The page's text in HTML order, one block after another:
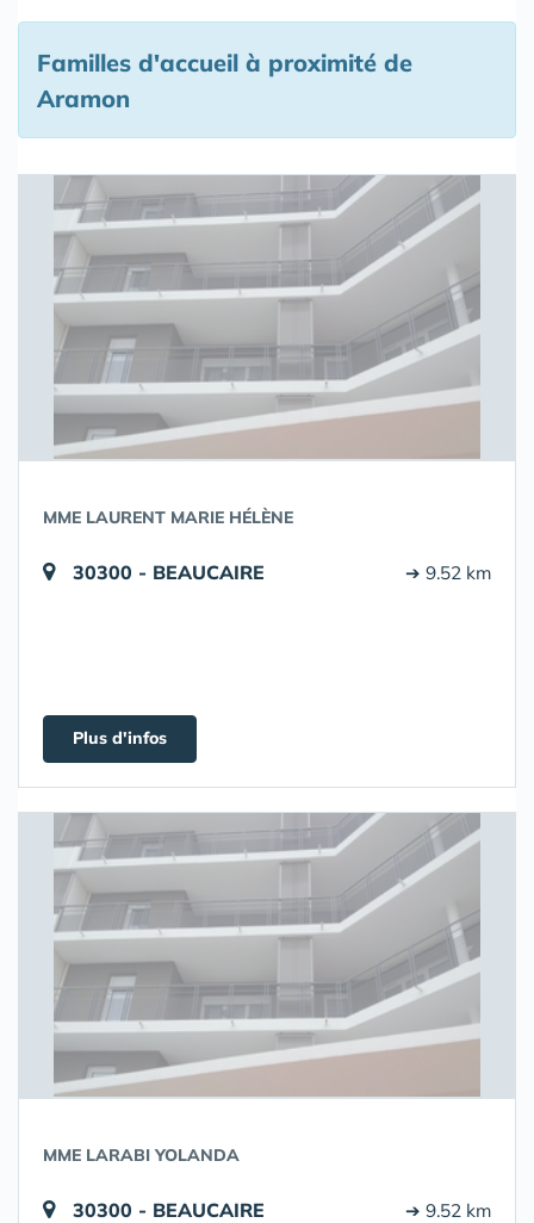
Familles d'accueil à proximité de
Aramon
MME LAURENT MARIE HÉLÈNE
30300 - BEAUCAIRE ➔ 9.52 km
Plus d'infos
MME LARABI YOLANDA
30300 - BEAUCAIRE ➔ 9.52 km